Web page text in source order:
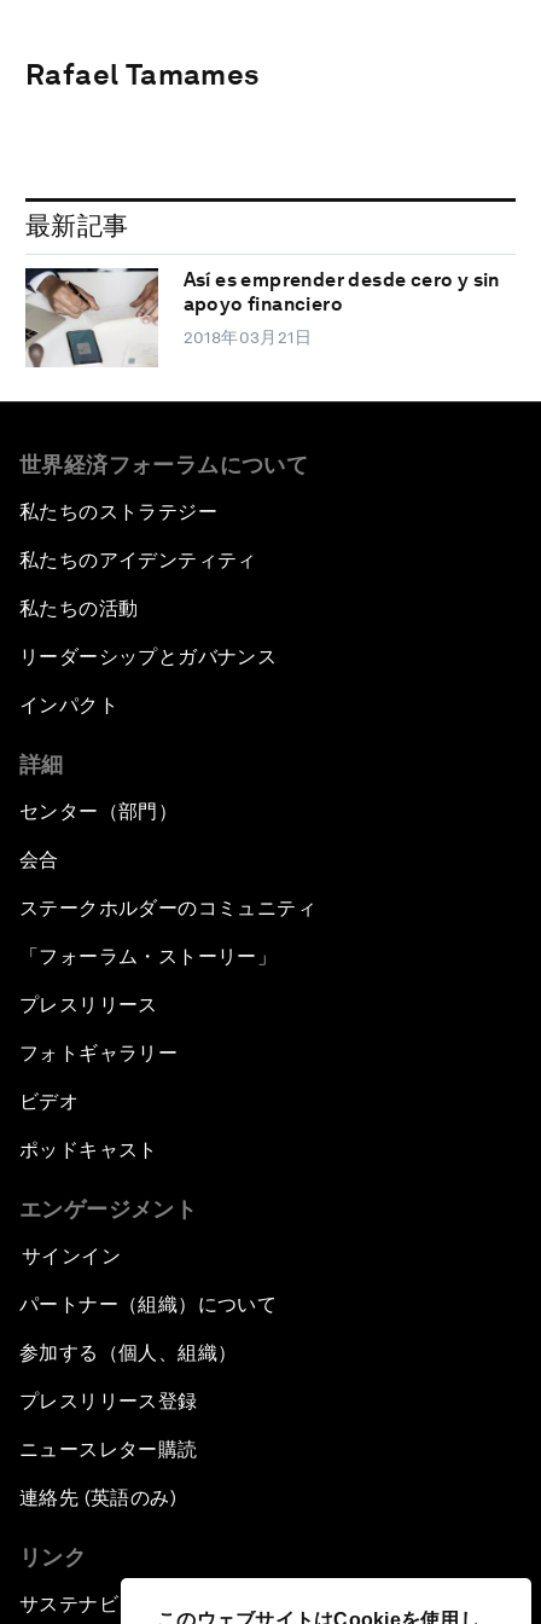
このウェブサイトはCookieを使用し
Rafael Tamames
最新記事
Así es emprender desde cero y sin
apoyo financiero
2018年03月21日
世界経済フォーラムについて
私たちのストラテジー
私たちのアイデンティティ
私たちの活動
リーダーシップとガバナンス
インパクト
詳細
センター（部門）
会合
ステークホルダーのコミュニティ
「フォーラム・ストーリー」
プレスリリース
フォトギャラリー
ビデオ
ポッドキャスト
エンゲージメント
サインイン
パートナー（組織）について
参加する（個人、組織）
プレスリリース登録
ニュースレター購読
連絡先 (英語のみ)
リンク
サステナビリティへの取り組み